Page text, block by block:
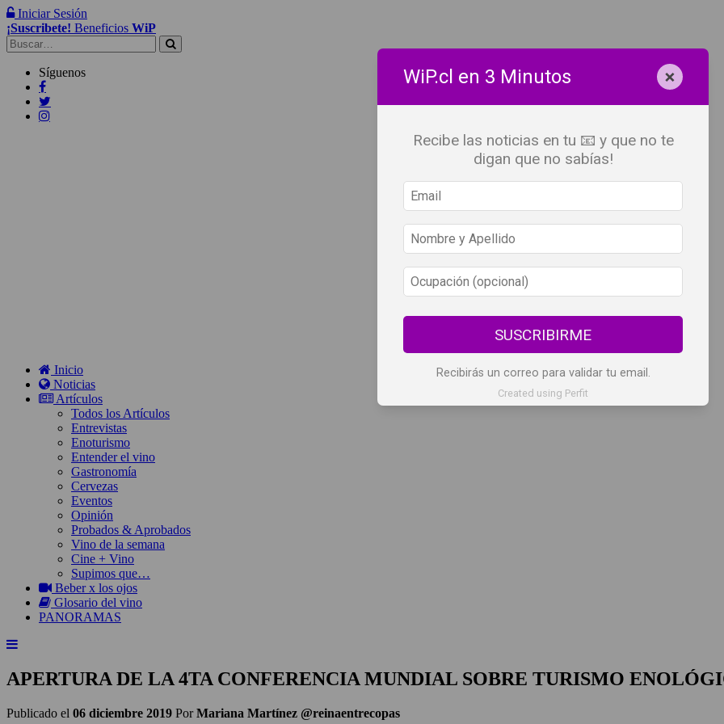
Iniciar Sesión
¡Suscribete! Beneficios WiP
Buscar:
Síguenos
Inicio
Noticias
Artículos
Todos los Artículos
Entrevistas
Enoturismo
Entender el vino
Gastronomía
Cervezas
Eventos
Opinión
Probados & Aprobados
Vino de la semana
Cine + Vino
Supimos que…
Beber x los ojos
Glosario del vino
PANORAMAS
APERTURA DE LA 4TA CONFERENCIA MUNDIAL SOBRE TURISMO
Publicado el 06 diciembre 2019 PorMariana Martínez @reinaentrecopas
WiP.cl en 3 Minutos ×
Recibe las noticias en tu 📧 y que no te
digan que no sabías!
SUSCRIBIRME
Recibirás un correo para validar tu email.
Created using Perfit